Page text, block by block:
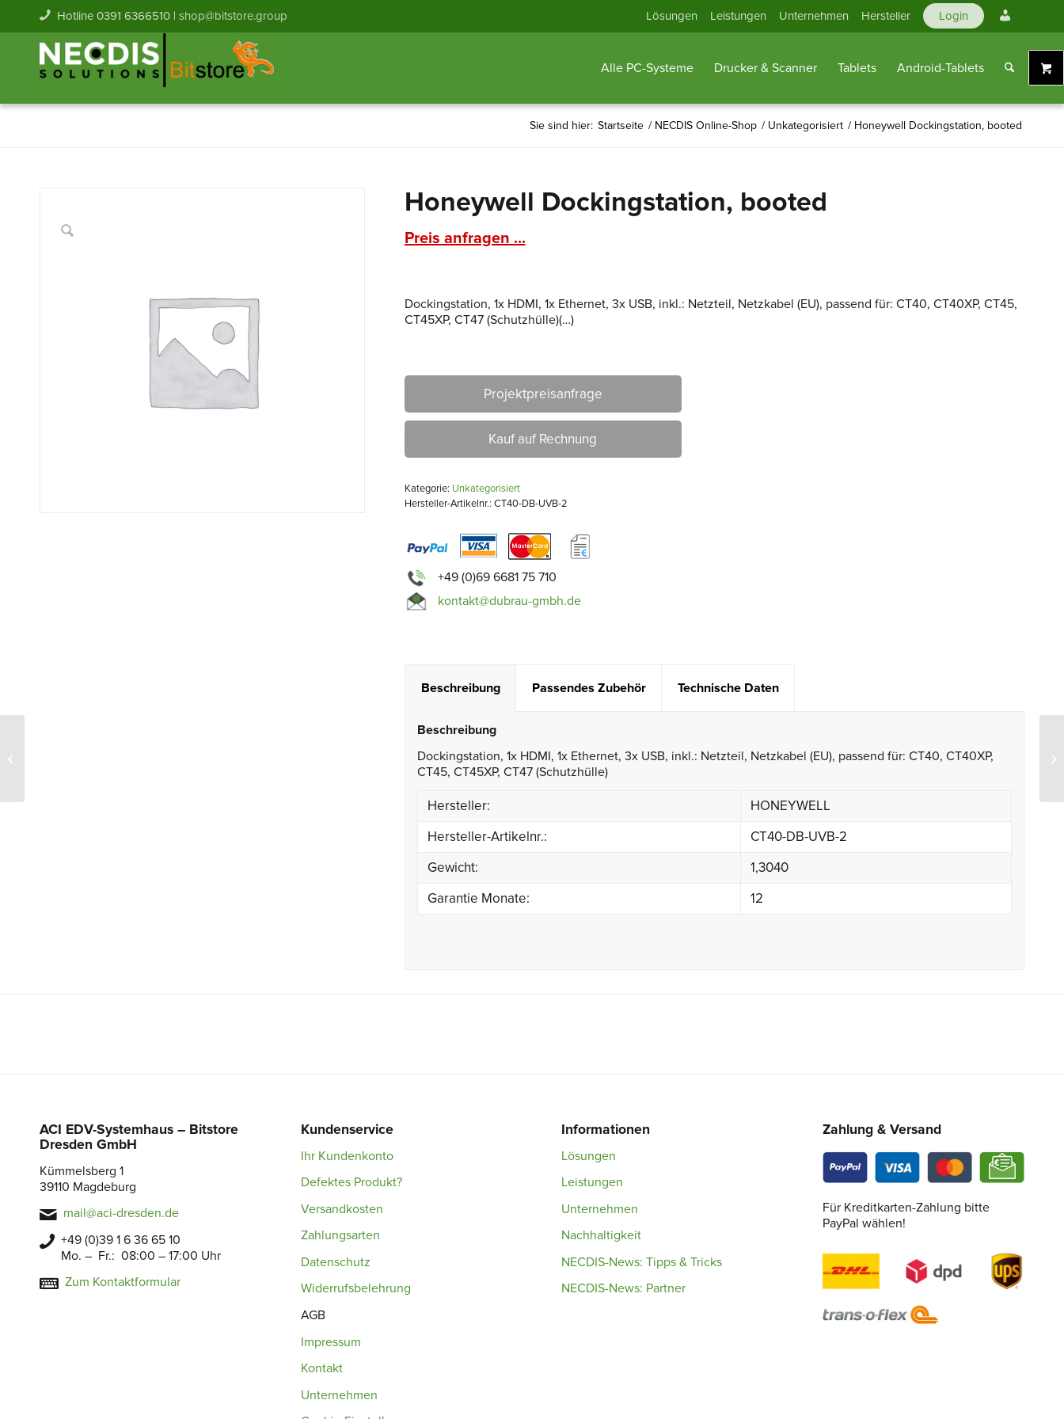
Lösungen Leistungen Unternehmen Hersteller Login
Konto
Hotline 0391 6366510 | shop@bitstore.group
Alle PC-Systeme Drucker & Scanner Tablets Android-Tablets
Sie sind hier: Startseite / NECDIS Online-Shop / Unkategorisiert / Honeywell Dockingstation, booted
Honeywell Dockingstation, booted
Preis anfragen ...
Dockingstation, 1x HDMI, 1x Ethernet, 3x USB, inkl.: Netzteil, Netzkabel (EU), passend für: CT40, CT40XP, CT45,
CT45XP, CT47 (Schutzhülle)(…)
Projektpreisanfrage
Kauf auf Rechnung
Kategorie: Unkategorisiert
Hersteller-Artikelnr.: CT40-DB-UVB-2
+49 (0)69 6681 75 710
kontakt@dubrau-gmbh.de
Beschreibung Passendes Zubehör Technische Daten
Beschreibung
Dockingstation, 1x HDMI, 1x Ethernet, 3x USB, inkl.: Netzteil, Netzkabel (EU), passend für: CT40, CT40XP,
CT45, CT45XP, CT47 (Schutzhülle)
Hersteller:
HONEYWELL
Hersteller-Artikelnr.:
CT40-DB-UVB-2
Gewicht:
1,3040
Garantie Monate:
12
ACI EDV-Systemhaus – Bitstore
Dresden GmbH
Kümmelsberg 1
39110 Magdeburg
mail@aci-dresden.de
+49 (0)39 1 6 36 65 10
Mo. – Fr.: 08:00 – 17:00 Uhr
Zum Kontaktformular
Kundenservice
Ihr Kundenkonto
Defektes Produkt?
Versandkosten
Zahlungsarten
Datenschutz
Widerrufsbelehrung
AGB
Impressum
Kontakt
Unternehmen
Informationen
Lösungen
Leistungen
Unternehmen
Nachhaltigkeit
NECDIS-News: Tipps & Tricks
NECDIS-News: Partner
Zahlung & Versand
Für Kreditkarten-Zahlung bitte
PayPal wählen!